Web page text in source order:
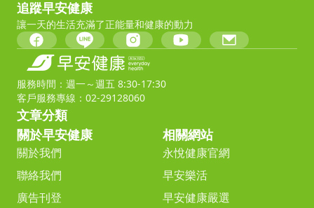
追蹤早安健康
讓一天的生活充滿了正能量和健康的動力
服務時間：週一～週五 8:30-17:30
客戶服務專線：02-29128060
文章分類
關於早安健康
關於我們
聯絡我們
廣告刊登
相關網站
永悅健康官網
早安樂活
早安健康嚴選